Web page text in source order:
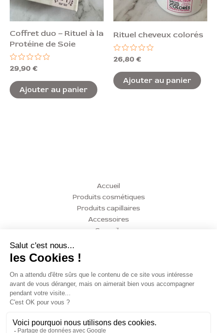
Coffret duo – Rituel à la
Protéine de Soie
Note
sur
5
29,90 €
Ajouter au panier
Rituel cheveux colorés
Note
sur
5
26,80 €
Ajouter au panier
Accueil
Produits cosmétiques
Produits capillaires
Accessoires
Conseils
Mentions légales
Politique de confidentialité
Conditions Générales de Vente (CGV)
Copyright Alison Beauty